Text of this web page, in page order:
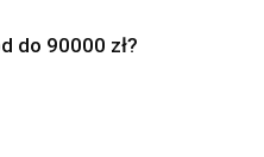
do 90000 zł?